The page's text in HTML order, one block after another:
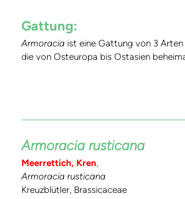
Gattung:
Armoracia ist eine Gattung von 3 Arten
die von Osteuropa bis Ostasien
Armoracia rusticana
Meerrettich, Kren,
Armoracia rusticana
Kreuzblütler, Brassicaceae